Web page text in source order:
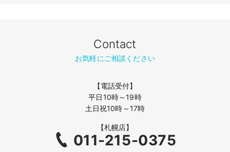
Contact
お気軽にご相談ください
【電話受付】
平日10時～19時
土日祝10時～17時
【札幌店】
011-215-0375